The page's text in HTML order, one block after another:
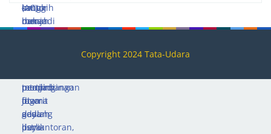
Copyright 2024 Tata-Udara